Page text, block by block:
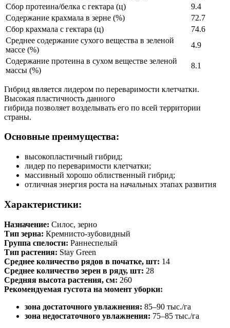
Сбор протеина/белка с гектара (ц)
9.4
Содержание крахмала в зерне (%)
72.7
Сбор крахмала с гектара (ц)
74.6
Среднее содержание сухого вещества в зеленой
массе (%)
4.9
Содержание протеина в сухом веществе зеленой
массы (%)
8.1
Гибрид является лидером по переваримости клетчатки.
Высокая пластичность данного
гибрида позволяет возделывать его по всей территории
страны.
Основные преимущества:
высокопластичный гибрид;
лидер по переваримости клетчатки;
массивный хорошо облиственный гибрид;
отличная энергия роста на начальных этапах развития
Характеристики:
Назначение: Силос, зерно
Тип зерна: Кремнисто-зубовидный
Группа спелости: Раннеспелый
Тип растения: Stay Green
Среднее количество рядов в початке, шт: 14
Среднее количество зерен в ряду, шт: 28
Средняя высота растения, см: 260
Рекомендуемая густота на момент уборки:
зона достаточного увлажнения: 85–90 тыс./га
зона недостаточного увлажнения: 75–85 тыс./га